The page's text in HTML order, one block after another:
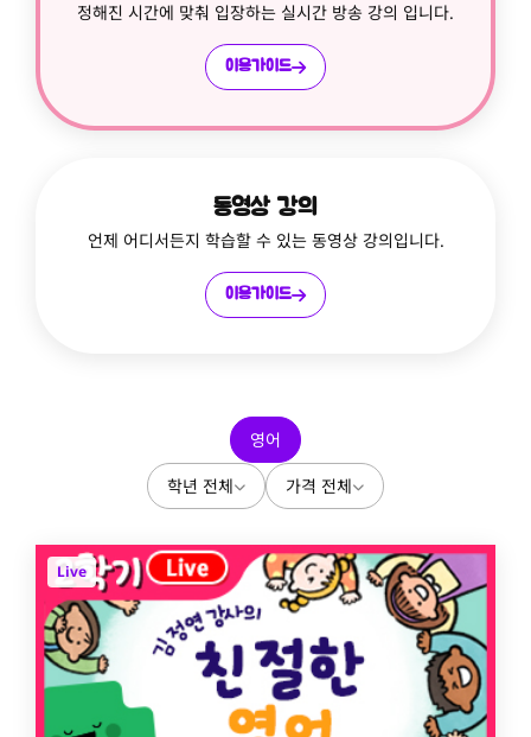
정해진 시간에 맞춰 입장하는 실시간 방송 강의 입니다.
이용가이드
동영상 강의
언제 어디서든지 학습할 수 있는 동영상 강의입니다.
이용가이드
영어
학년 전체 가격 전체
Live